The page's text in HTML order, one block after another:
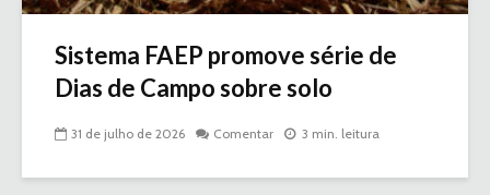
Sistema FAEP promove série de
Dias de Campo sobre solo
31 de julho de 2026 Comentar 3 min. leitura